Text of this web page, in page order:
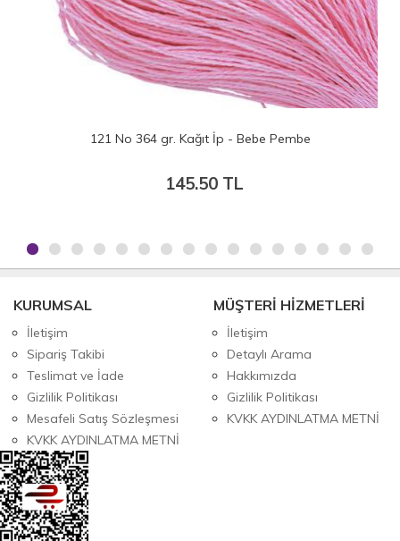
- Bebe Pembe 119 No 455 gr. Kağıt İp -
KURUMSAL
İletişim
Sipariş Takibi
Teslimat ve İade
Gizlilik Politikası
Mesafeli Satış Sözleşmesi
KVKK AYDINLATMA METNİ
MÜŞTERİ HİZMETLERİ
İletişim
Detaylı Arama
Hakkımızda
Gizlilik Politikası
KVKK AYDINLATMA METNİ